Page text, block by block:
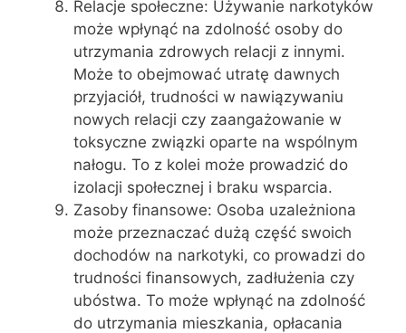
Relacje społeczne: Używanie narkotyków
może wpłynąć na zdolność osoby do
utrzymania zdrowych relacji z innymi.
Może to obejmować utratę dawnych
przyjaciół, trudności w nawiązywaniu
nowych relacji czy zaangażowanie w
toksyczne związki oparte na wspólnym
nałogu. To z kolei może prowadzić do
izolacji społecznej i braku wsparcia.
Zasoby finansowe: Osoba uzależniona
może przeznaczać dużą część swoich
dochodów na narkotyki, co prowadzi do
trudności finansowych, zadłużenia czy
ubóstwa. To może wpłynąć na zdolność
do utrzymania mieszkania, opłacania